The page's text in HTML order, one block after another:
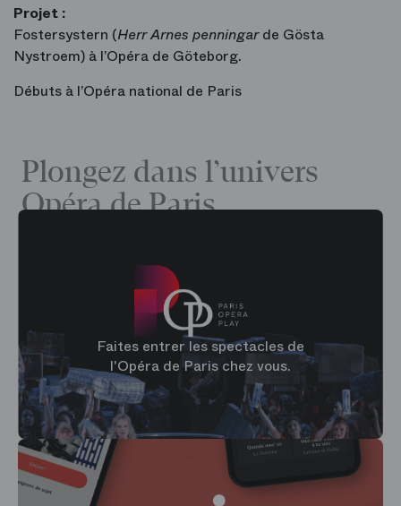
Projet :
Fostersystern (Herr Arnes penningarde Gösta
Nystroem) à l’Opéra de Göteborg.
Débuts à l’Opéra national de Paris
Plongez dans l’univers
Opéra de Paris
Faites entrer les spectacles de
l'Opéra de Paris chez vous.